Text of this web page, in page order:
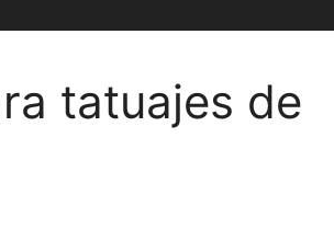
tatuajes de